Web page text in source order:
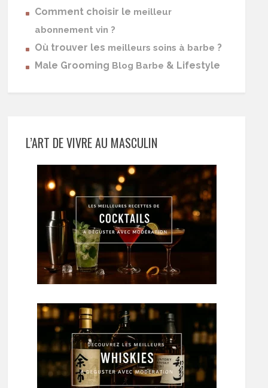
Comment choisir le meilleur
abonnement vin ?
Où trouver les meilleurs soins à barbe ?
Male Grooming Blog Barbe & Lifestyle
L’ART DE VIVRE AU MASCULIN